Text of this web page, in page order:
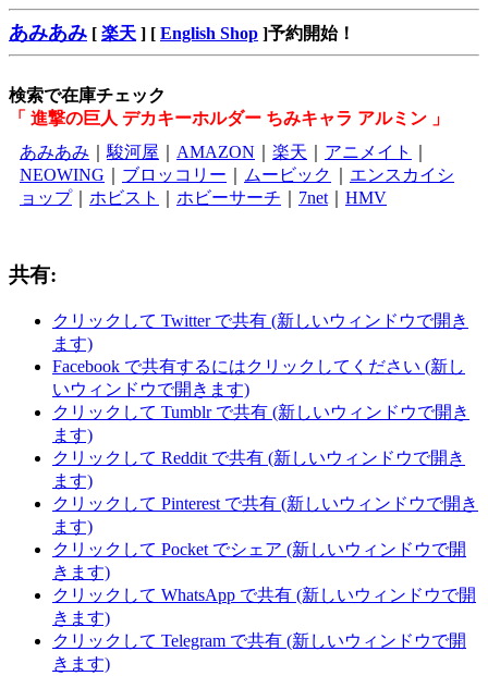
あみあみ [ 楽天 ] [ English Shop ]予約開始！
検索で在庫チェック
「 進撃の巨人 デカキーホルダー ちみキャラ アルミン 」
あみあみ
駿河屋 AMAZON 楽天 アニメイト
NEOWING
ブロッコリー ムービック
エンスカイシ
ョップ｜ ホビスト ホビーサーチ 7net HMV
共有:
クリックして Twitter で共有 (新しいウィンドウで開き
ます)
Facebook で共有するにはクリックしてください (新し
いウィンドウで開きます)
クリックして Tumblr で共有 (新しいウィンドウで開き
ます)
クリックして Reddit で共有 (新しいウィンドウで開き
ます)
クリックして Pinterest で共有 (新しいウィンドウで開き
ます)
クリックして Pocket でシェア (新しいウィンドウで開
きます)
クリックして WhatsApp で共有 (新しいウィンドウで開
きます)
クリックして Telegram で共有 (新しいウィンドウで開
きます)